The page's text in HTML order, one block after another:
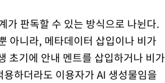
가 판독할 수 있는 방식으로 나뉜다.
아니라, 메타데이터 삽입이나 비가
초기에 안내 멘트를 삽입하거나 비가
하더라도 이용자가 AI 생성물임을